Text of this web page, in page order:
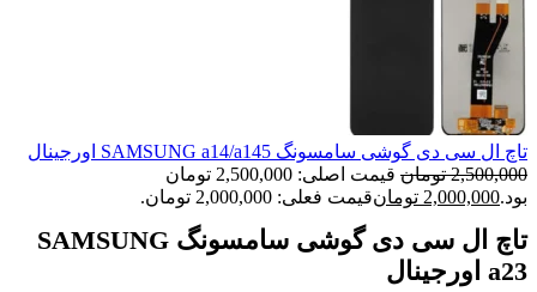
تاچ ال سی دی گوشی سامسونگ SAMSUNG a14/a145 اورجینال
2,500,000 تومان
قیمت اصلی: 2,500,000 تومان
بود.2,000,000 تومانقیمت فعلی: 2,000,000 تومان.
تاچ ال سی دی گوشی سامسونگ SAMSUNG
a23 اورجینال